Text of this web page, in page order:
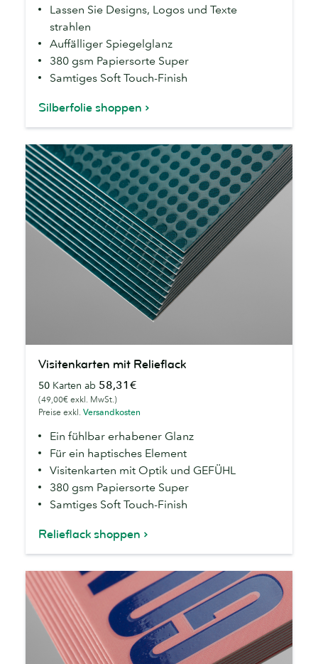
Lassen Sie Designs, Logos und Texte
strahlen
Auffälliger Spiegelglanz
380 gsm Papiersorte Super
Samtiges Soft Touch-Finish
Silberfolie shoppen
mit
Relieflack
Visitenkarten mit Relieflack
50 Karten ab 58,31€
(49,00€ exkl. MwSt.)
Preise exkl. Versandkosten
Ein fühlbar erhabener Glanz
Für ein haptisches Element
Visitenkarten mit Optik und GEFÜHL
380 gsm Papiersorte Super
Samtiges Soft Touch-Finish
Relieflack shoppen